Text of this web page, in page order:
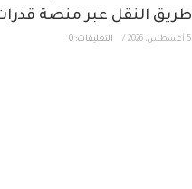
طريق النقل عبر منصة
5 أغسطس، 2026 / التعليقات: 0